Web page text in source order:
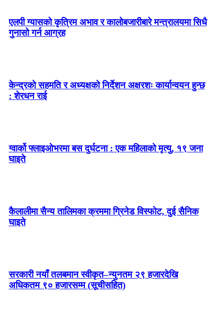
एलपी ग्यासको कृत्रिम अभाव र कालोबजारीबारे मन्त्रालयमा सिधै
गुनासो गर्न आग्रह
केन्द्रको सहमति र अध्यक्षको निर्देशन अक्षरशः कार्यान्वयन हुन्छ
: शेरधन राई
ग्वार्को फ्लाइओभरमा बस दुर्घटना : एक महिलाको मृत्यु, १९ जना
घाइते
कैलालीमा सैन्य तालिमका क्रममा ग्रिनेड विस्फोट, दुई सैनिक
घाइते
सरकारी नयाँ तलबमान स्वीकृत–न्युनतम २९ हजारदेखि
अधिकतम ९० हजारसम्म (सूचीसहित)